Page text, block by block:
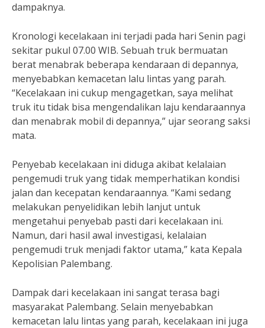
dampaknya.
Kronologi kecelakaan ini terjadi pada hari Senin pagi
sekitar pukul 07.00 WIB. Sebuah truk bermuatan
berat menabrak beberapa kendaraan di depannya,
menyebabkan kemacetan lalu lintas yang parah.
“Kecelakaan ini cukup mengagetkan, saya melihat
truk itu tidak bisa mengendalikan laju kendaraannya
dan menabrak mobil di depannya,” ujar seorang saksi
mata.
Penyebab kecelakaan ini diduga akibat kelalaian
pengemudi truk yang tidak memperhatikan kondisi
jalan dan kecepatan kendaraannya. “Kami sedang
melakukan penyelidikan lebih lanjut untuk
mengetahui penyebab pasti dari kecelakaan ini.
Namun, dari hasil awal investigasi, kelalaian
pengemudi truk menjadi faktor utama,” kata Kepala
Kepolisian Palembang.
Dampak dari kecelakaan ini sangat terasa bagi
masyarakat Palembang. Selain menyebabkan
kemacetan lalu lintas yang parah, kecelakaan ini juga